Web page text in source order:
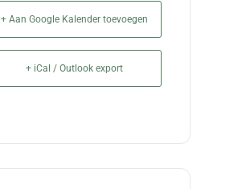
+ Aan Google Kalender toevoegen
+ iCal / Outlook export